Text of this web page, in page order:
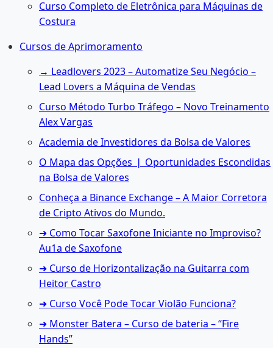
Curso Completo de Eletrônica para Máquinas de
Costura
Cursos de Aprimoramento
→ Leadlovers 2023 – Automatize Seu Negócio –
Lead Lovers a Máquina de Vendas
Curso Método Turbo Tráfego – Novo Treinamento
Alex Vargas
Academia de Investidores da Bolsa de Valores
O Mapa das Opções ❘ Oportunidades Escondidas
na Bolsa de Valores
Conheça a Binance Exchange – A Maior Corretora
de Cripto Ativos do Mundo.
➜ Como Tocar Saxofone Iniciante no Improviso?
Au1a de Saxofone
➜ Curso de Horizontalização na Guitarra com
Heitor Castro
➜ Curso Você Pode Tocar Violão Funciona?
➜ Monster Batera – Curso de bateria – “Fire
Hands”‎